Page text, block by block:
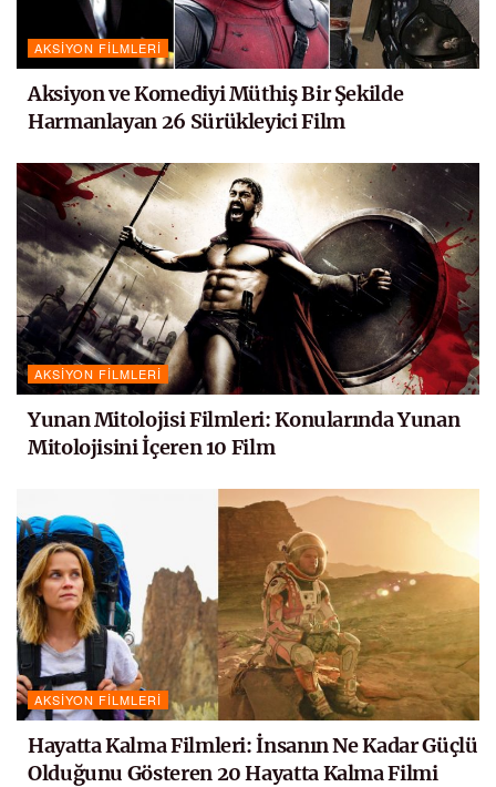
AKSIYON FILMLERI
Aksiyon ve Komediyi Müthiş Bir Şekilde
Harmanlayan 26 Sürükleyici Film
AKSIYON FILMLERI
Yunan Mitolojisi Filmleri: Konularında Yunan
Mitolojisini İçeren 10 Film
AKSIYON FILMLERI
Hayatta Kalma Filmleri: İnsanın Ne Kadar Güçlü
Olduğunu Gösteren 20 Hayatta Kalma Filmi